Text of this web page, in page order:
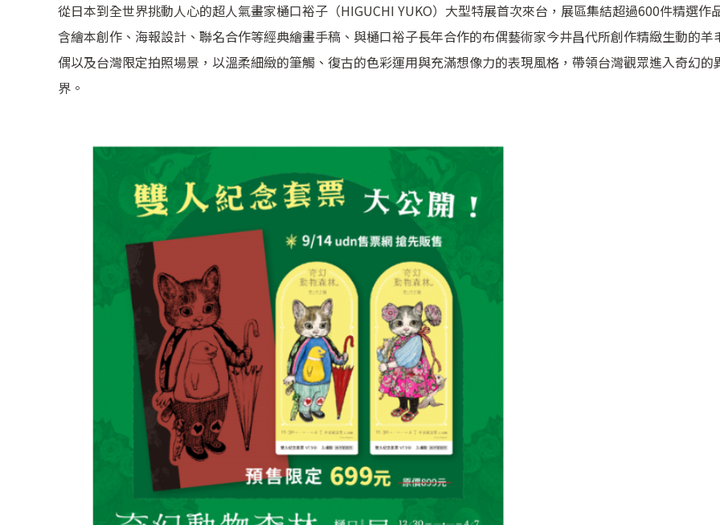
從日本到全世界挑動人心的超人氣畫家樋口裕子（HIGUCHI YUKO）大型特展首次來台，展區集結超過600件精選作
含繪本創作、海報設計、聯名合作等經典繪畫手稿、與樋口裕子長年合作的布偶藝術家今井昌代所創作精緻生動的羊
偶以及台灣限定拍照場景，以溫柔細緻的筆觸、復古的色彩運用與充滿想像力的表現風格，帶領台灣觀眾進入奇幻的
界。